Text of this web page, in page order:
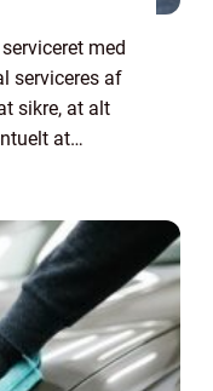
med
serviceres af
sikre, at alt
at